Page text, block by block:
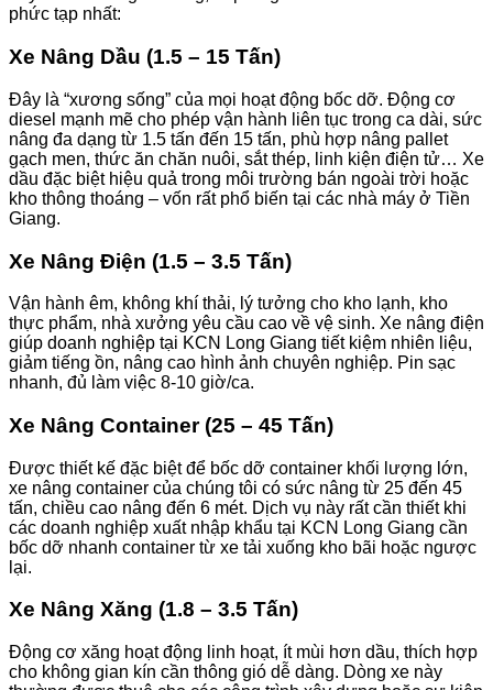
phức tạp nhất:
Xe Nâng Dầu (1.5 – 15 Tấn)
Đây là “xương sống” của mọi hoạt động bốc dỡ. Động cơ
diesel mạnh mẽ cho phép vận hành liên tục trong ca dài, sức
nâng đa dạng từ 1.5 tấn đến 15 tấn, phù hợp nâng pallet
gạch men, thức ăn chăn nuôi, sắt thép, linh kiện điện tử… Xe
dầu đặc biệt hiệu quả trong môi trường bán ngoài trời hoặc
kho thông thoáng – vốn rất phổ biến tại các nhà máy ở Tiền
Giang.
Xe Nâng Điện (1.5 – 3.5 Tấn)
Vận hành êm, không khí thải, lý tưởng cho kho lạnh, kho
thực phẩm, nhà xưởng yêu cầu cao về vệ sinh. Xe nâng điện
giúp doanh nghiệp tại KCN Long Giang tiết kiệm nhiên liệu,
giảm tiếng ồn, nâng cao hình ảnh chuyên nghiệp. Pin sạc
nhanh, đủ làm việc 8-10 giờ/ca.
Xe Nâng Container (25 – 45 Tấn)
Được thiết kế đặc biệt để bốc dỡ container khối lượng lớn,
xe nâng container của chúng tôi có sức nâng từ 25 đến 45
tấn, chiều cao nâng đến 6 mét. Dịch vụ này rất cần thiết khi
các doanh nghiệp xuất nhập khẩu tại KCN Long Giang cần
bốc dỡ nhanh container từ xe tải xuống kho bãi hoặc ngược
lại.
Xe Nâng Xăng (1.8 – 3.5 Tấn)
Động cơ xăng hoạt động linh hoạt, ít mùi hơn dầu, thích hợp
cho không gian kín cần thông gió dễ dàng. Dòng xe này